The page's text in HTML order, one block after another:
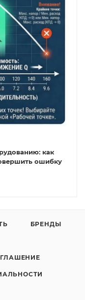
как
ошибку
БРЕНДЫ